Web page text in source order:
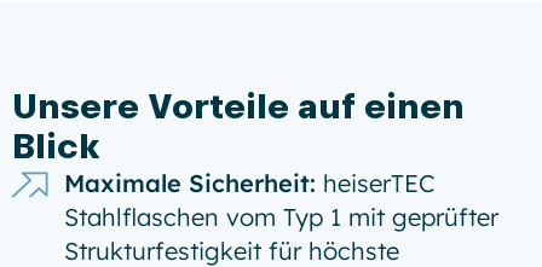
Unsere Vorteile auf einen
Blick
Maximale Sicherheit: heiserTEC
Stahlflaschen vom Typ 1 mit geprüfter
Strukturfestigkeit für höchste